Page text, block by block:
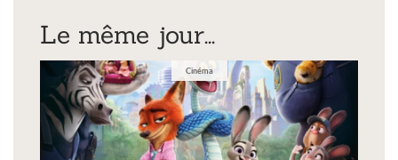
Le même jour...
Cinéma